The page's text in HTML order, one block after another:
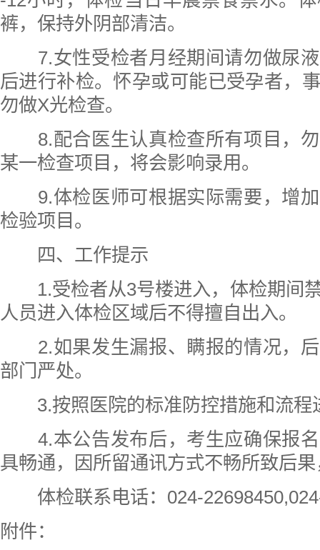
裤，保持外阴部清洁。
7.女性受检者月经期间请勿做尿液
后进行补检。怀孕或可能已受孕者，
勿做X光检查。
8.配合医生认真检查所有项目，勿
某一检查项目，将会影响录用。
9.体检医师可根据实际需要，增加
检验项目。
四、工作提示
1.受检者从3号楼进入，体检期间
人员进入体检区域后不得擅自出入。
2.如果发生漏报、瞒报的情况，后
部门严处。
3.按照医院的标准防控措施和流程
4.本公告发布后，考生应确保报名
具畅通，因所留通讯方式不畅所致后
体检联系电话：024-
附件：